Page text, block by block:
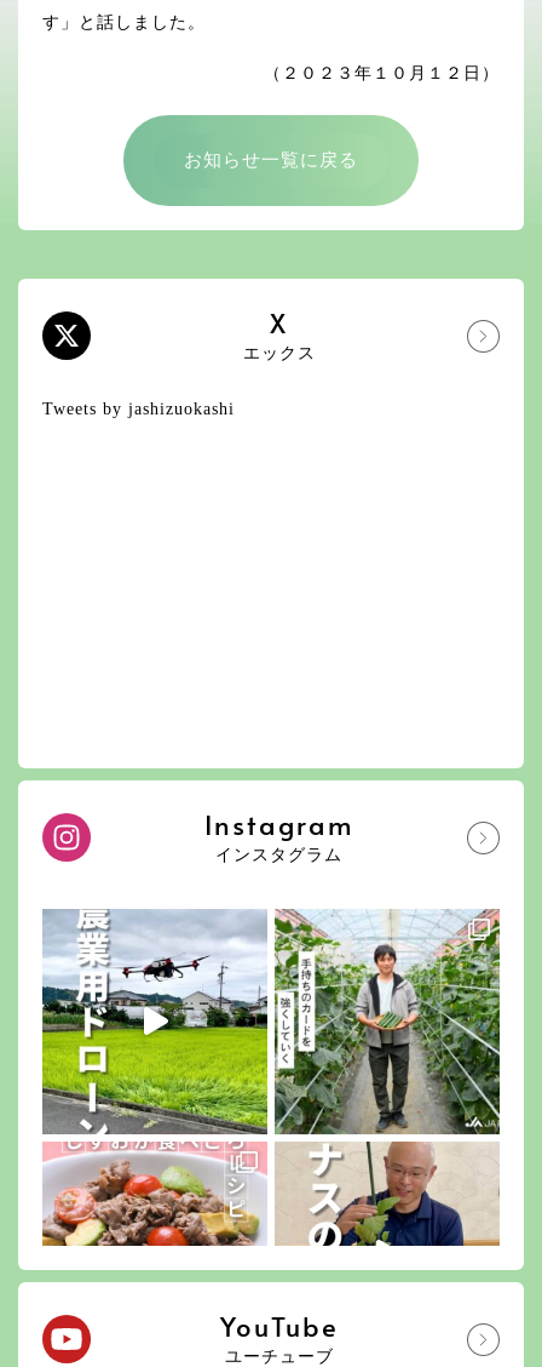
す」と話しました。
（２０２３年１０月１２日）
お知らせ一覧に戻る
X
エックス
Tweets by jashizuokashi
Instagram
インスタグラム
YouTube
ユーチューブ